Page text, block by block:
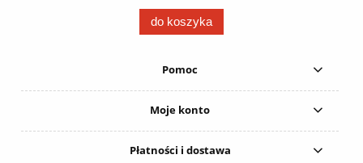
do koszyka
Pomoc
Moje konto
Płatności i dostawa